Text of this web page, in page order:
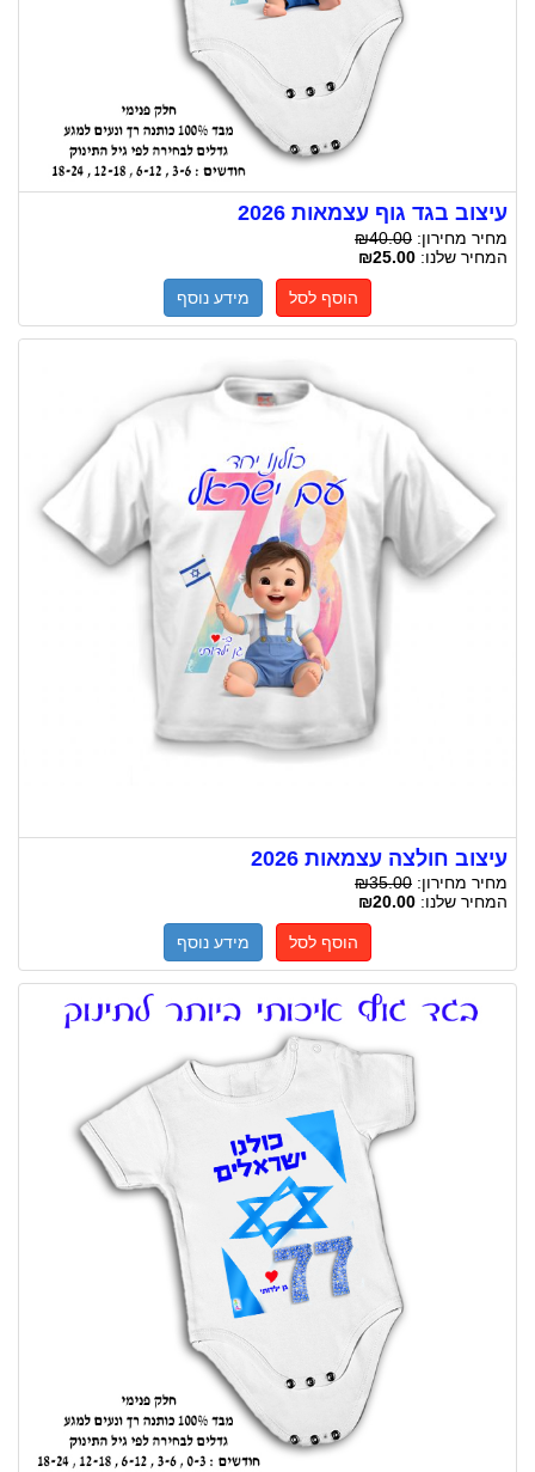
עיצוב בגד גוף עצמאות 2026
מחיר מחירון: ₪40.00
המחיר שלנו: ₪25.00
הוסף לסל מידע נוסף
עיצוב חולצה עצמאות 2026
מחיר מחירון: ₪35.00
המחיר שלנו: ₪20.00
הוסף לסל מידע נוסף